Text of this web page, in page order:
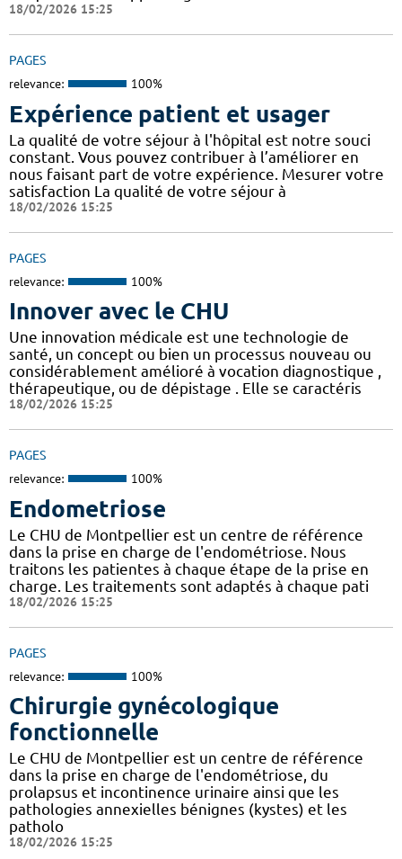
18/02/2026 15:25
PAGES
relevance: 100%
Expérience patient et usager
La qualité de votre séjour à l'hôpital est notre souci
constant. Vous pouvez contribuer à l’améliorer en
nous faisant part de votre expérience. Mesurer votre
satisfaction La qualité de votre séjour à
18/02/2026 15:25
PAGES
relevance: 100%
Innover avec le CHU
Une innovation médicale est une technologie de
santé, un concept ou bien un processus nouveau ou
considérablement amélioré à vocation diagnostique ,
thérapeutique, ou de dépistage . Elle se caractéris
18/02/2026 15:25
PAGES
relevance: 100%
Endometriose
Le CHU de Montpellier est un centre de référence
dans la prise en charge de l'endométriose. Nous
traitons les patientes à chaque étape de la prise en
charge. Les traitements sont adaptés à chaque pati
18/02/2026 15:25
PAGES
relevance: 100%
Chirurgie gynécologique
fonctionnelle
Le CHU de Montpellier est un centre de référence
dans la prise en charge de l'endométriose, du
prolapsus et incontinence urinaire ainsi que les
pathologies annexielles bénignes (kystes) et les
patholo
18/02/2026 15:25